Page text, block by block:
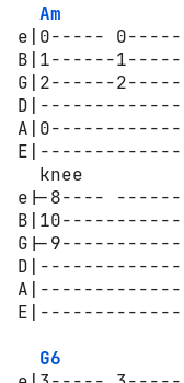
Am
e|0-----
B|1------
G|2------
knee
e|-8----
G|-
G6